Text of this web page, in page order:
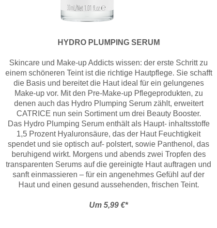
HYDRO PLUMPING SERUM
Skincare und Make-up Addicts wissen: der erste Schritt zu
einem schöneren Teint ist die richtige Hautpflege. Sie schafft
die Basis und bereitet die Haut ideal für ein gelungenes
Make-up vor. Mit den Pre-Make-up Pflegeprodukten, zu
denen auch das Hydro Plumping Serum zählt, erweitert
CATRICE nun sein Sortiment um drei Beauty Booster.
Das Hydro Plumping Serum enthält als Haupt- inhaltsstoffe
1,5 Prozent Hyaluronsäure, das der Haut Feuchtigkeit
spendet und sie optisch auf- polstert, sowie Panthenol, das
beruhigend wirkt. Morgens und abends zwei Tropfen des
transparenten Serums auf die gereinigte Haut auftragen und
sanft einmassieren – für ein angenehmes Gefühl auf der
Haut und einen gesund aussehenden, frischen Teint.
Um 5,99 €*